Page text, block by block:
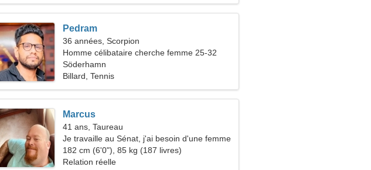
Pedram
36 années, Scorpion
Homme célibataire cherche femme 25-32
Söderhamn
Billard, Tennis
Marcus
41 ans, Taureau
Je travaille au Sénat, j'ai besoin d'une femme
énergique
182 cm (6'0"), 85 kg (187 livres)
Relation réelle